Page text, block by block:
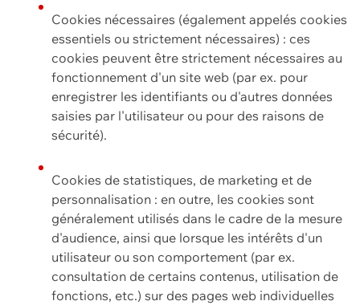
Cookies nécessaires (également appelés cookies
essentiels ou strictement nécessaires) : ces
cookies peuvent être strictement nécessaires au
fonctionnement d'un site web (par ex. pour
enregistrer les identifiants ou d'autres données
saisies par l'utilisateur ou pour des raisons de
sécurité).
Cookies de statistiques, de marketing et de
personnalisation : en outre, les cookies sont
généralement utilisés dans le cadre de la mesure
d'audience, ainsi que lorsque les intérêts d'un
utilisateur ou son comportement (par ex.
consultation de certains contenus, utilisation de
fonctions, etc.) sur des pages web individuelles